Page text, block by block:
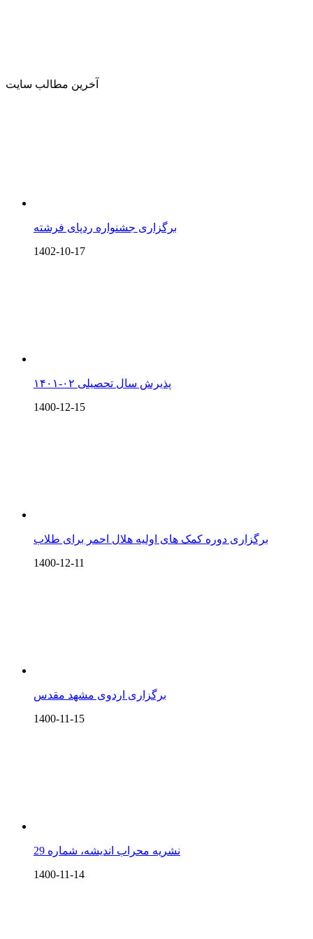
آخرین مطالب سایت
برگزاری جشنواره ردپای فرشته
1402-10-17
پذیرش سال تحصیلی ۰۲-۱۴۰۱
1400-12-15
برگزاری دوره کمک های اولیه هلال احمر برای طلاب
1400-12-11
برگزاری اردوی مشهد مقدس
1400-11-15
نشریه محراب اندیشه، شماره 29
1400-11-14